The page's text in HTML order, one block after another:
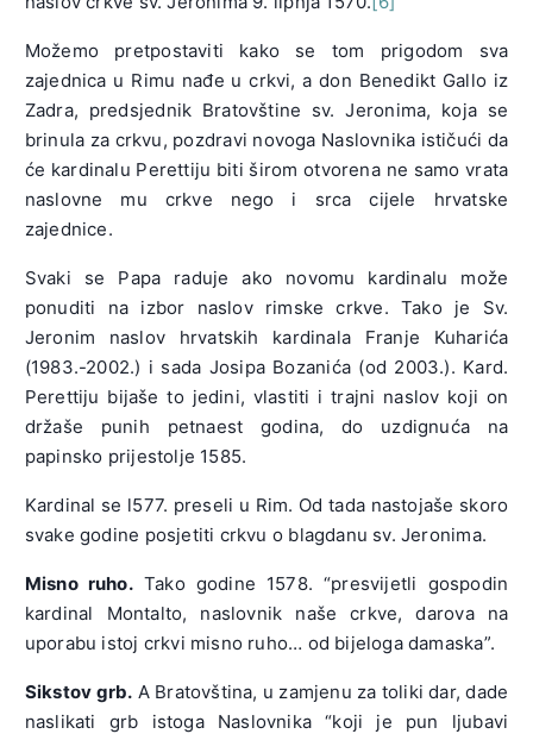
Možemo pretpostaviti kako se tom prigodom sva
zajednica u Rimu nađe u crkvi, a don Benedikt Gallo iz
Zadra, predsjednik Bratovštine sv. Jeronima, koja se
brinula za crkvu, pozdravi novoga Naslovnika ističući da
će kardinalu Perettiju biti širom otvorena ne samo vrata
naslovne mu crkve nego i srca cijele hrvatske
zajednice.
Svaki se Papa raduje ako novomu kardinalu može
ponuditi na izbor naslov rimske crkve. Tako je Sv.
Jeronim naslov hrvatskih kardinala Franje Kuharića
(1983.-2002.) i sada Josipa Bozanića (od 2003.). Kard.
Perettiju bijaše to jedini, vlastiti i trajni naslov koji on
držaše punih petnaest godina, do uzdignuća na
papinsko prijestolje 1585.
Kardinal se l577. preseli u Rim. Od tada nastojaše skoro
svake godine posjetiti crkvu o blagdanu sv. Jeronima.
Misno ruho.Tako godine 1578. “presvijetli gospodin
kardinal Montalto, naslovnik naše crkve, darova na
uporabu istoj crkvi misno ruho… od bijeloga damaska”.
Sikstov grb. A Bratovština, u zamjenu za toliki dar, dade
naslikati grb istoga Naslovnika “koji je pun ljubavi